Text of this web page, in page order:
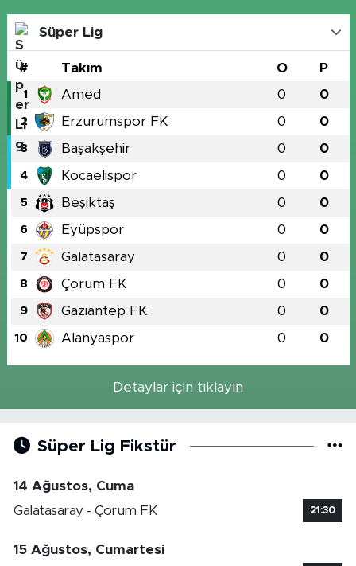
Süper Lig
# Takım O P
1 Amed 0 0
2 Erzurumspor FK 0 0
3 Başakşehir 0 0
4 Kocaelispor 0 0
5 Beşiktaş 0 0
6 Eyüpspor 0 0
7 Galatasaray 0 0
8 Çorum FK 0 0
9 Gaziantep FK 0 0
10 Alanyaspor 0 0
Detaylar için tıklayın
Süper Lig Fikstür
14 Ağustos, Cuma
Galatasaray - Çorum FK
21:30
15 Ağustos, Cumartesi